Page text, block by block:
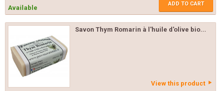
Available
ADD TO CART
Savon Thym Romarin à l'huile d'olive bio...
View this product